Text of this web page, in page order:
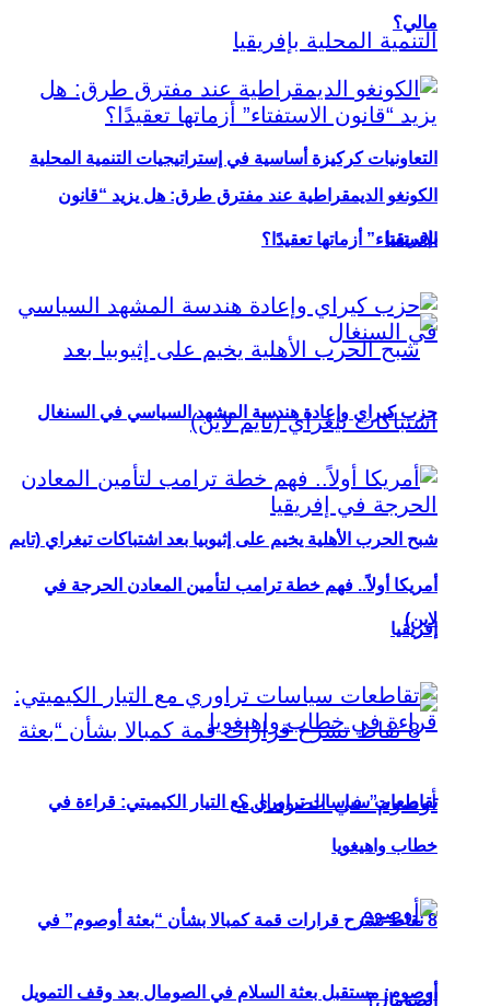
التعاونيات كركيزة أساسية في إستراتيجيات التنمية المحلية
بإفريقيا
شبح الحرب الأهلية يخيم على إثيوبيا بعد اشتباكات تيغراي (تايم
لاين)
8 نقاط تشرح قرارات قمة كمبالا بشأن “بعثة أوصوم” في
الصومال؟
مالي؟
الكونغو الديمقراطية عند مفترق طرق: هل يزيد “قانون
الاستفتاء” أزماتها تعقيدًا؟
حزب كيراي وإعادة هندسة المشهد السياسي في السنغال
أمريكا أولاً.. فهم خطة ترامب لتأمين المعادن الحرجة في
إفريقيا
تقاطعات سياسات تراوري مع التيار الكيميتي: قراءة في
خطاب واهيغويا
أوصوم: مستقبل بعثة السلام في الصومال بعد وقف التمويل